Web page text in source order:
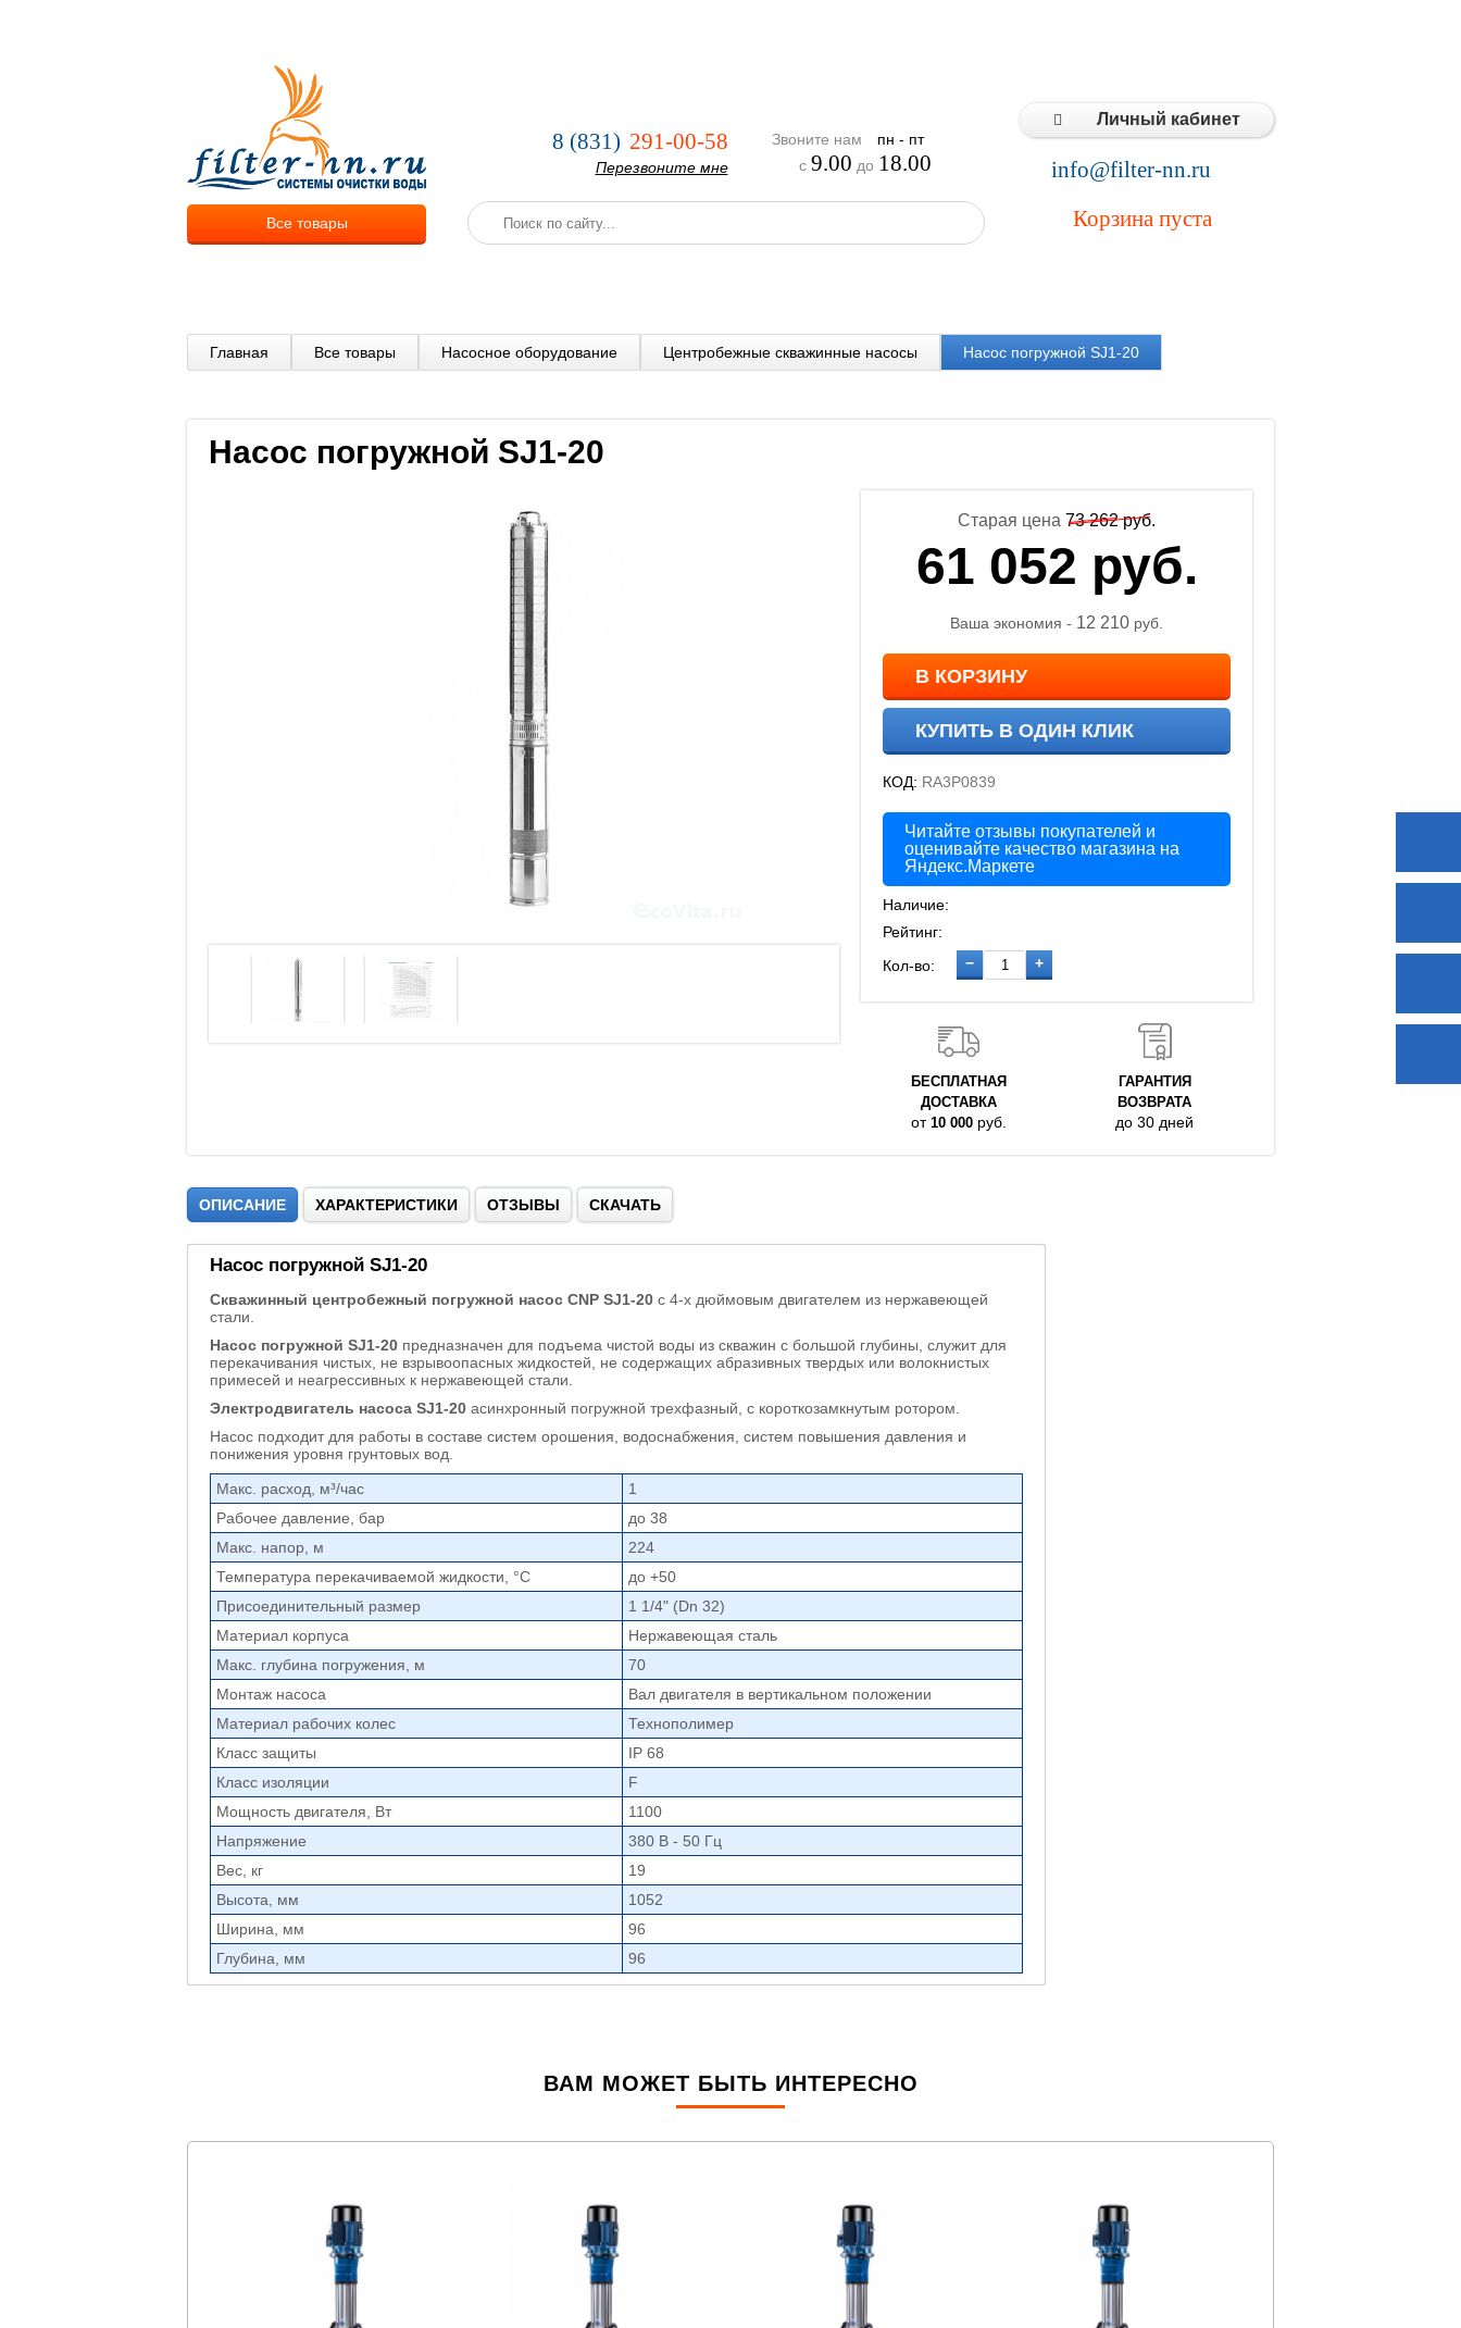
Все товары
8 (831) 291-00-58
Перезвоните мне
Звоните нам
пн - пт
с 9.00 до 18.00
Личный кабинет
info@filter-nn.ru
Корзина пуста
Главная Все товары Насосное оборудование Центробежные скважинные насосы Насос погружной SJ1-20
Насос погружной SJ1-20
Старая цена 73 262руб.
61 052 руб.
Ваша экономия - 12 210 руб.
В КОРЗИНУ
КУПИТЬ В ОДИН КЛИК
КОД: RA3P0839
Читайте отзывы покупателей и
оценивайте качество магазина на
Яндекс.Маркете
Наличие:
Рейтинг:
Кол-во:
+
−
БЕСПЛАТНАЯ
ДОСТАВКА
от 10 000 руб.
ГАРАНТИЯ
ВОЗВРАТА
до 30 дней
ОПИСАНИЕ ХАРАКТЕРИСТИКИ ОТЗЫВЫ СКАЧАТЬ
Насос погружной SJ1-20
Скважинный центробежный погружной насос CNP SJ1-20 с 4-х дюймовым двигателем из нержавеющей
стали.
Насос погружной SJ1-20 предназначен для подъема чистой воды из скважин с большой глубины, служит для
перекачивания чистых, не взрывоопасных жидкостей, не содержащих абразивных твердых или волокнистых
примесей и неагрессивных к нержавеющей стали.
Электродвигатель насоса SJ1-20 асинхронный погружной трехфазный, с короткозамкнутым ротором.
Насос подходит для работы в составе систем орошения, водоснабжения, систем повышения давления и
понижения уровня грунтовых вод.
Макс. расход, м³/час
1
Рабочее давление, бар
до 38
Макс. напор, м
224
Температура перекачиваемой жидкости, °С
до +50
Присоединительный размер
1 1/4" (Dn 32)
Материал корпуса
Нержавеющая сталь
Макс. глубина погружения, м
70
Монтаж насоса
Вал двигателя в вертикальном положении
Материал рабочих колес
Технополимер
Класс защиты
IP 68
Класс изоляции
F
Мощность двигателя, Вт
1100
Напряжение
380 В - 50 Гц
Вес, кг
19
Высота, мм
1052
Ширина, мм
96
Глубина, мм
96
ВАМ МОЖЕТ БЫТЬ ИНТЕРЕСНО